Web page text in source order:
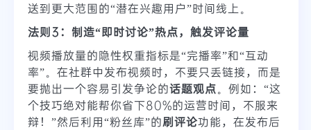
送到更大范围的“潜在兴趣用户”时间线上。
法则3：制造“即时讨论”热点，触发评论量
视频播放量的隐性权重指标是“完播率”和“互动
率”。在社群中发布视频时，不要只丢链接，而是
要抛出一个容易引发争论的话题观点。例如：“这
个技巧绝对能帮你省下80%的运营时间，不服来
辩！”然后利用“粉丝库”的刷评论功能，在发布后